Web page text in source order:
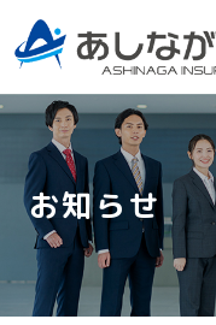
お知らせ